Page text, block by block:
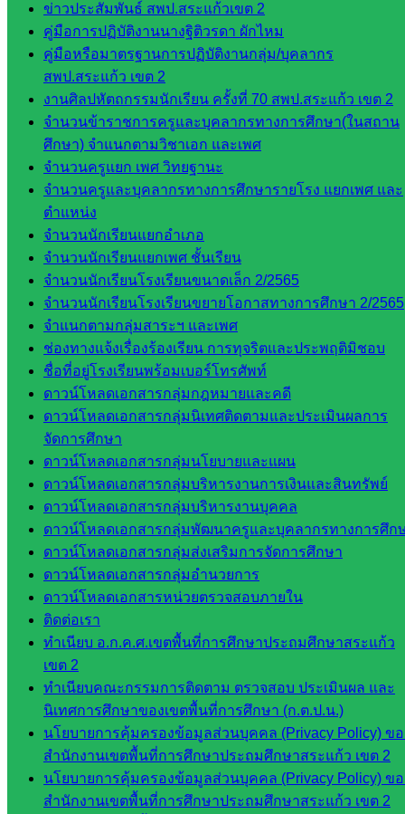
ข่าวประสัมพันธ์ สพป.สระแก้วเขต 2
คู่มือการปฏิบัติงานนางฐิติวรดา ผักไหม
คู่มือหรือมาตรฐานการปฏิบัติงานกลุ่ม/บุคลากร
สพป.สระแก้ว เขต 2
งานศิลปหัตถกรรมนักเรียน ครั้งที่ 70 สพป.สระแก้ว เขต 2
จำนวนข้าราชการครูและบุคลากรทางการศึกษา(ในสถาน
ศึกษา) จำแนกตามวิชาเอก และเพศ
จำนวนครูแยก เพศ วิทยฐานะ
จำนวนครูและบุคลากรทางการศึกษารายโรง แยกเพศ และ
ตำแหน่ง
จำนวนนักเรียนแยกอำเภอ
จำนวนนักเรียนแยกเพศ ชั้นเรียน
จำนวนนักเรียนโรงเรียนขนาดเล็ก 2/2565
จำนวนนักเรียนโรงเรียนขยายโอกาสทางการศึกษา 2/2565
จำแนกตามกลุ่มสาระฯ และเพศ
ช่องทางแจ้งเรื่องร้องเรียน การทุจริตและประพฤติมิชอบ
ชื่อที่อยู่โรงเรียนพร้อมเบอร์โทรศัพท์
ดาวน์โหลดเอกสารกลุ่มกฎหมายและคดี
ดาวน์โหลดเอกสารกลุ่มนิเทศติดตามและประเมินผลการ
จัดการศึกษา
ดาวน์โหลดเอกสารกลุ่มนโยบายและแผน
ดาวน์โหลดเอกสารกลุ่มบริหารงานการเงินและสินทรัพย์
ดาวน์โหลดเอกสารกลุ่มบริหารงานบุคคล
ดาวน์โหลดเอกสารกลุ่มพัฒนาครูและบุคลากรทางการศึก
ดาวน์โหลดเอกสารกลุ่มส่งเสริมการจัดการศึกษา
ดาวน์โหลดเอกสารกลุ่มอำนวยการ
ดาวน์โหลดเอกสารหน่วยตรวจสอบภายใน
ติดต่อเรา
ทำเนียบ อ.ก.ค.ศ.เขตพื้นที่การศึกษาประถมศึกษาสระแก้ว
เขต 2
ทำเนียบคณะกรรมการติดตาม ตรวจสอบ ประเมินผล และ
นิเทศการศึกษาของเขตพื้นที่การศึกษา (ก.ต.ป.น.)
นโยบายการคุ้มครองข้อมูลส่วนบุคคล (Privacy Policy) ข
สำนักงานเขตพื้นที่การศึกษาประถมศึกษาสระแก้ว เขต 2
นโยบายการคุ้มครองข้อมูลส่วนบุคคล (Privacy Policy) ข
สำนักงานเขตพื้นที่การศึกษาประถมศึกษาสระแก้ว เขต 2
เว็บไซต์
หลักสูตร
ต้าน
ทุจริต
ห้อง
นิเทศ
ศน.นิพนธ์
พรมพิไล
ห้อง
นิเทศ
ศน.ชยา
ธิศ/
ศน.อัญชลี
ห้อง
นิเทศ
ดร.สราว
ดี เพ็งศรี
โคตร
เว็บไซต์
คณะ
กรรมการ
ก.ต.ป.น.
เว็บไซต์
อ.ค.ก.ศ.เขต
พื้นที่การ
ศึกษา
ดาวน์โหลด
เอกสาร
กลุ่
มอำนวย
การ